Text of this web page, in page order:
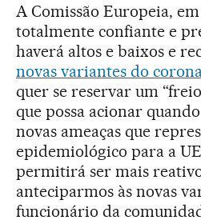
A Comissão Europeia,
totalmente confiante e
haverá altos e baixos e
novas variantes do
quer se reservar um
que possa acionar
novas ameaças que
epidemiológico para a
permitirá ser mais
anteciparmos às novas
funcionário da